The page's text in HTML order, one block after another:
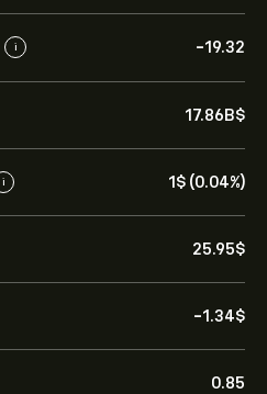
i -19.32
17.86B‎$‎
i 1‎$‎ (0.04%)
25.95‎$‎
-1.34‎$‎
0.85